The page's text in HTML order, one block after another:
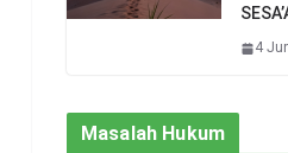
4
Masalah Hukum